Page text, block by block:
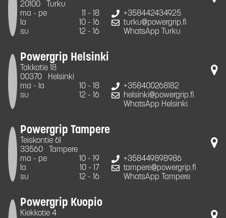
20100
Turku
ma - pe
11 - 18
la
10 - 16
su
12 - 16
+358442434925
turku@powergrip.fi
WhatsApp Turku
Powergrip Helsinki
Takkatie 18
00370
Helsinki
ma - la
10 - 18
su
12 - 16
+358400268182
helsinki@powergrip.fi
WhatsApp Helsinki
Powergrip Tampere
Teiskontie 61
33560
Tampere
ma - pe
10 - 19
la
10 - 17
su
12 - 16
+358449898986
tampere@powergrip.fi
WhatsApp Tampere
Powergrip Kuopio
Kiekkotie 4